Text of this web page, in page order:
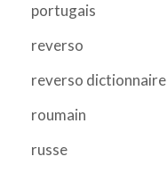
portugais
reverso
reverso dictionnaire
roumain
russe